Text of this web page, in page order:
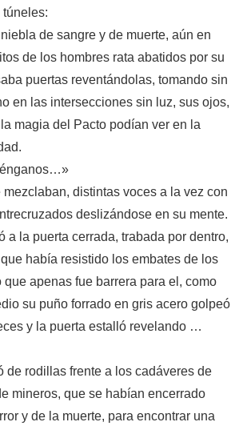
túneles:
de sangre y de muerte, aún en
de los hombres rata abatidos por su
puertas reventándolas, tomando sin
en las intersecciones sin luz, sus ojos,
magia del Pacto podían ver en la
mezclaban, distintas voces a la vez con
deslizándose en su mente.
a la puerta cerrada, trabada por dentro,
había resistido los embates de los
que apenas fue barrera para el, como
su puño forrado en gris acero golpeó
y la puerta estalló revelando …
de rodillas frente a los cadáveres de
mineros, que se habían encerrado
y de la muerte, para encontrar una